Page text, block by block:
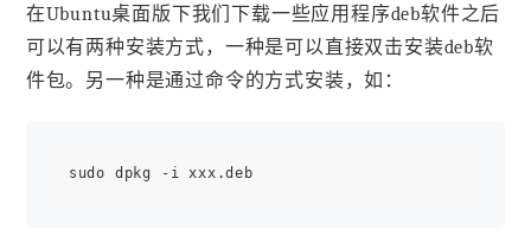
在Ubuntu桌面版下我们下载一些应用程序deb软件之后
可以有两种安装方式，一种是可以直接双击安装deb软
件包。另一种是通过命令的方式安装，如：